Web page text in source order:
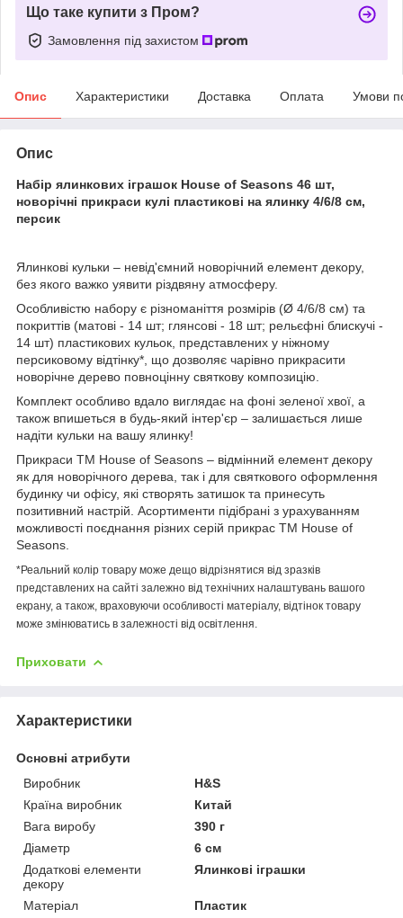
Що таке купити з Пром?
Замовлення під захистом
Опис Характеристики Доставка Оплата Умови
Опис
Набір ялинкових іграшок House of Seasons 46 шт,
новорічні прикраси кулі пластикові на ялинку 4/6/8 см,
персик
Ялинкові кульки – невід'ємний новорічний елемент декору,
без якого важко уявити різдвяну атмосферу.
Особливістю набору є різноманіття розмірів (Ø 4/6/8 см) та
покриттів (матові - 14 шт; глянсові - 18 шт; рельєфні блискучі -
14 шт) пластикових кульок, представлених у ніжному
персиковому відтінку*, що дозволяє чарівно прикрасити
новорічне дерево повноцінну святкову композицію.
Комплект особливо вдало виглядає на фоні зеленої хвої, а
також впишеться в будь-який інтер'єр – залишається лише
надіти кульки на вашу ялинку!
Прикраси ТМ House of Seasons – відмінний елемент декору
як для новорічного дерева, так і для святкового оформлення
будинку чи офісу, які створять затишок та принесуть
позитивний настрій. Асортименти підібрані з урахуванням
можливості поєднання різних серій прикрас ТМ House of
Seasons.
*Реальний колір товару може дещо відрізнятися від зразків
представлених на сайті залежно від технічних налаштувань вашого
екрану, а також, враховуючи особливості матеріалу, відтінок товару
може змінюватись в залежності від освітлення.
Приховати
Характеристики
Основні атрибути
Виробник
H&S
Країна виробник
Китай
Вага виробу
390 г
Діаметр
6 см
Додаткові елементи
декору
Ялинкові іграшки
Матеріал
Пластик